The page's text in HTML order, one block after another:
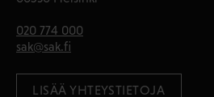
020 774 000
sak@sak.fi
LISÄÄ YHTEYSTIETOJA